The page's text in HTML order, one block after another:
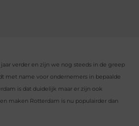
verder en zijn we nog steeds in de greep
met name voor ondernemers in bepaalde
is dat duidelijk maar er zijn ook
maken Rotterdam is nu populairder dan